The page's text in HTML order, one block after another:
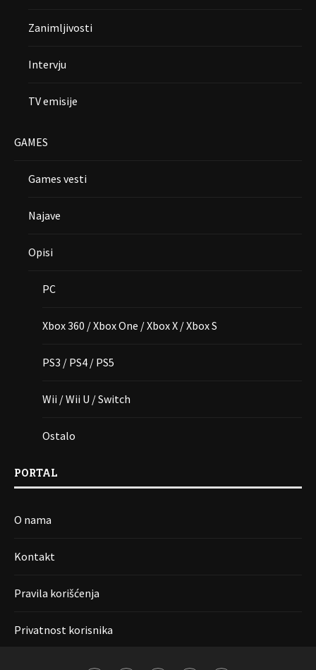
Zanimljivosti
Intervju
TV emisije
GAMES
Games vesti
Najave
Opisi
PC
Xbox 360 / Xbox One / Xbox X / Xbox S
PS3 / PS4 / PS5
Wii / Wii U / Switch
Ostalo
PORTAL
O nama
Kontakt
Pravila korišćenja
Privatnost korisnika